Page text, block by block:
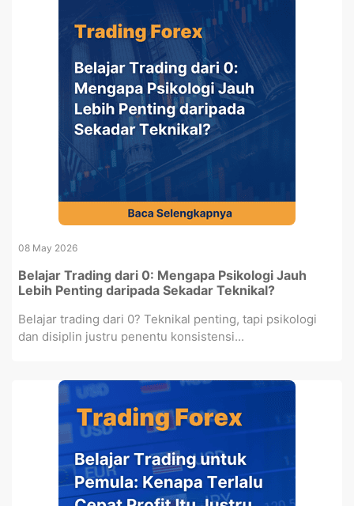
08 May 2026
Belajar Trading dari 0: Mengapa Psikologi Jauh
Lebih Penting daripada Sekadar Teknikal?
Belajar trading dari 0? Teknikal penting, tapi psikologi
dan disiplin justru penentu konsistensi...